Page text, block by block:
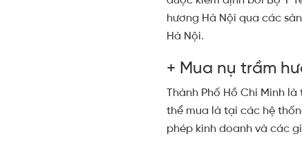
hương Hà Nội qua các
Hà Nội.
+ Mua nụ trầm
Thành Phố Hồ Chí Minh
thể mua là tại các hệ
phép kinh doanh và các